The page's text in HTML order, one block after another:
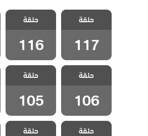
مسلسل مد وجزر
2 مدبلج الحلقة
117 والاخيرة
حلقة
117
مسلسل مد وجزر
2 مدبلج الحلقة
116
حلقة
116
مسلسل مد وجزر
2 مدبلج الحلقة
106
حلقة
106
مسلسل مد وجزر
2 مدبلج الحلقة
105
حلقة
105
مسلسل مد وجزر
2 مدبلج الحلقة
حلقة
مسلسل مد وجزر
2 مدبلج الحلقة
حلقة